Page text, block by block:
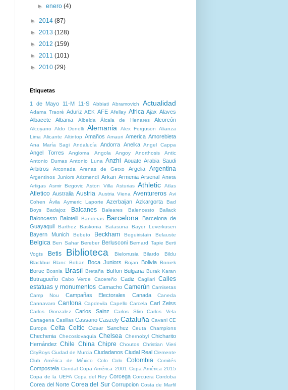
►enero(4)
► 2014 (87)
► 2013 (128)
► 2012 (159)
► 2011 (101)
► 2010 (29)
Etiquetas
1 de Mayo 11-M 11-S Abbiati Abramovich Actualidad
Adama Traoré Aduriz AEK AFE Afellay Africa Ajax Alaves
Albacete
Albania Albelda Álcala de Henares Alcorcón
Alcoyano Aldo Donelli Alemania Alex Ferguson
Alianza
Lima Alicante Altintop Amaños Amauri America Amorebieta
Ana María Sagi Andalucía Andorra Anelka Angel Cappa
Angel Torres Angloma Angola Angoy Anorthosis
Antic
Antonio Dumas Antonio Luna Anzhi Aouate Arabia Saudi
Arbitros
Arconada Arenas de Getxo Argelia Argentina
Argentinos Juniors Arizmendi Arkan Armenia Arsenal Arteta
Artigas Asmir Begovic Aston Villa Asturias Athletic Atlas
Atletico Australia Austria Austria Viena Aventureros Avi
Cohen
Ávila Aymeric Laporte Azerbaijan Azkargorta
Bad
Boys
Badajoz Balcanes Baleares Balencesto Ballack
Baloncesto Balotelli Banderas Barcelona
Barcelona de
Guayaquil
Barthez Baskonia Batasuna Bayer Leverkusen
Bayern Munich Bebeto Beckham Beguiristain Belauste
Belgica Ben Sahar Bereber Berlusconi Bernard Tapie Berti
Vogts
Betis Biblioteca Bielorrusia Bilardo
Bildu
Blackbur Blanc Boban Boca Juniors Bojan Bolivia Boniek
Boruc Bosnia Brasil Bretaña Buffon Bulgaria Burak Karan
Butragueño Cabo Verde Cacereño Cadiz Cagliari
Calles
estatuas y monumentos Camacho Camerún Camisetas
Camp Nou
Campañas Electorales Canada
Caneda
Cannavaro Cantona Capdevila Capello Carcela Carl Zeiss
Carlos Gonzalez Carlos Sainz Carlos Slim
Carlos Vela
Cartagena Casillas Cassano Caszely Cataluña Cavani CE
Europa
Celta Celtic Cesar Sanchez Ceuta Champions
Chechenia Checoslovaquia Chelsea Chernobyl Chicharito
Hernández
Chile China Chipre Choutos
Christian Vieri
CityBoys Ciudad de Murcia Ciudadanos Ciudal Real Clemente
Club América de México
Colo Colo Colombia Comités
Compostela Condal Copa América 2001 Copa América 2015
Copa de la UEFA Copa del Rey Corcega Corcuera Cordoba
Corea del Norte Corea del Sur Corrupcion Costa de Marfil